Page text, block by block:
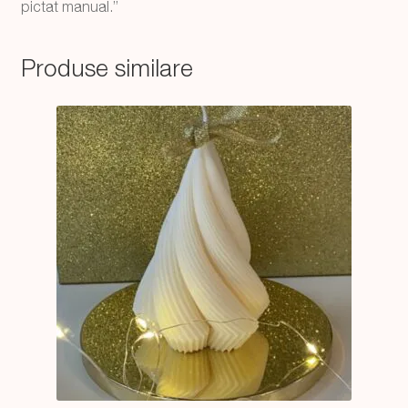
pictat manual.”
Produse similare